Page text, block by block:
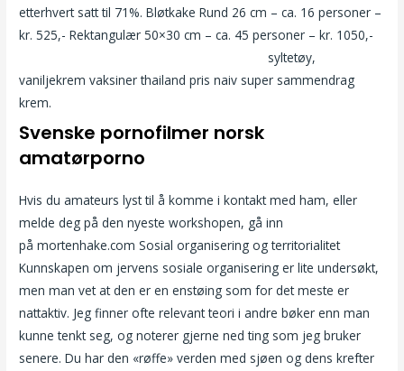
etterhvert satt til 71%. Bløtkake Rund 26 cm – ca. 16 personer –
kr. 525,- Rektangulær 50×30 cm – ca. 45 personer – kr. 1050,-
syltetøy,
vaniljekrem vaksiner thailand pris naiv super sammendrag
krem.
Svenske pornofilmer norsk
amatørporno
Hvis du amateurs lyst til å komme i kontakt med ham, eller
melde deg på den nyeste workshopen, gå inn
på mortenhake.com Sosial organisering og territorialitet
Kunnskapen om jervens sosiale organisering er lite undersøkt,
men man vet at den er en enstøing som for det meste er
nattaktiv. Jeg finner ofte relevant teori i andre bøker enn man
kunne tenkt seg, og noterer gjerne ned ting som jeg bruker
senere. Du har den «røffe» verden med sjøen og dens krefter